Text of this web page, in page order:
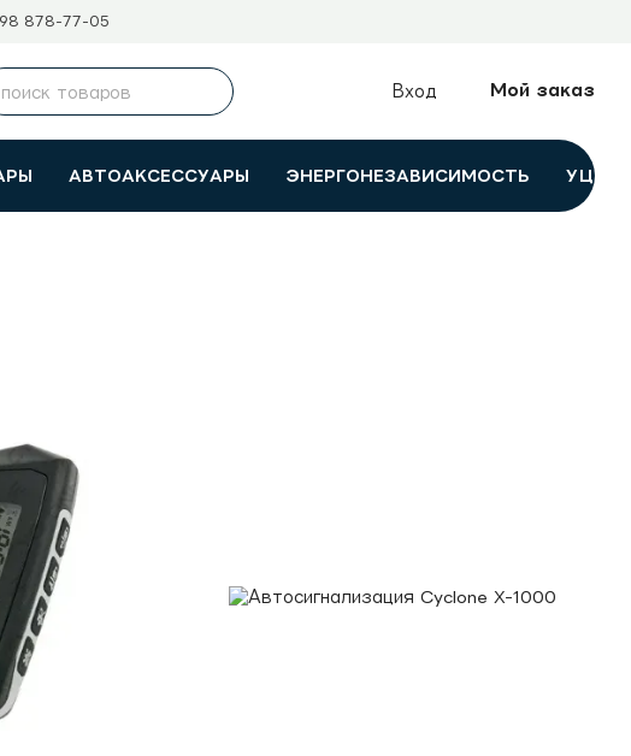
878-77-05
Вход Мой заказ
АВТОАКСЕССУАРЫ ЭНЕРГОНЕЗАВИСИМОСТЬ